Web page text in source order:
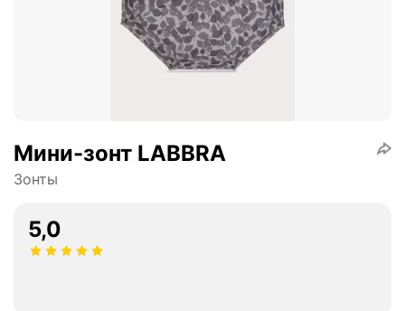
Мини-зонт LABBRA
Зонты
5,0